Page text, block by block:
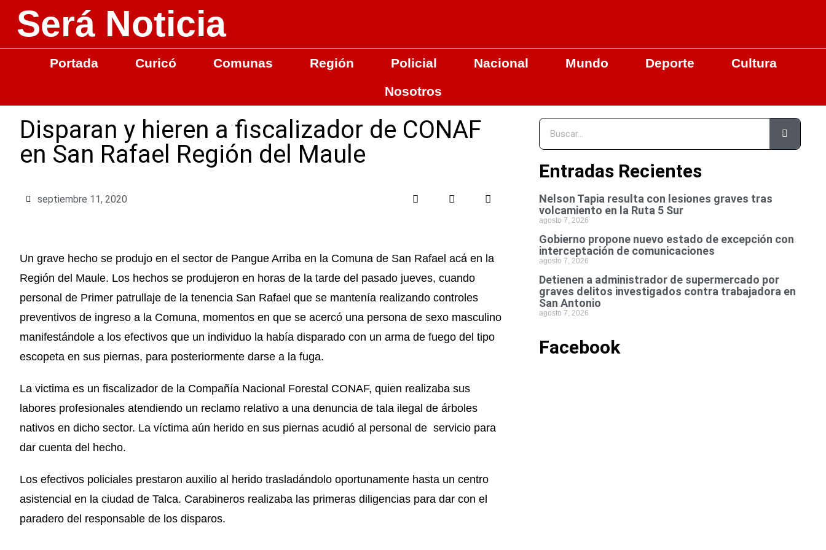
Será Noticia
Portada Curicó Comunas Región Policial Nacional Mundo Deporte
Cultura
Nosotros
Disparan y hieren a fiscalizador de CONAF
en San Rafael Región del Maule
septiembre 11, 2020
Un grave hecho se produjo en el sector de Pangue Arriba en la Comuna de San Rafael acá en la
Región del Maule. Los hechos se produjeron en horas de la tarde del pasado jueves, cuando
personal de Primer patrullaje de la tenencia San Rafael que se mantenía realizando controles
preventivos de ingreso a la Comuna, momentos en que se acercó una persona de sexo masculino
manifestándole a los efectivos que un individuo la había disparado con un arma de fuego del tipo
escopeta en sus piernas, para posteriormente darse a la fuga.
La victima es un fiscalizador de la Compañía Nacional Forestal CONAF, quien realizaba sus
labores profesionales atendiendo un reclamo relativo a una denuncia de tala ilegal de árboles
nativos en dicho sector. La víctima aún herido en sus piernas acudió al personal de servicio para
dar cuenta del hecho.
Los efectivos policiales prestaron auxilio al herido trasladándolo oportunamente hasta un centro
asistencial en la ciudad de Talca. Carabineros realizaba las primeras diligencias para dar con el
paradero del responsable de los disparos.
Entradas Recientes
Nelson Tapia resulta con lesiones graves tras
volcamiento en la Ruta 5 Sur
agosto 7, 2026
Gobierno propone nuevo estado de excepción con
interceptación de comunicaciones
agosto 7, 2026
Detienen a administrador de supermercado por
graves delitos investigados contra trabajadora en
San Antonio
agosto 7, 2026
Facebook